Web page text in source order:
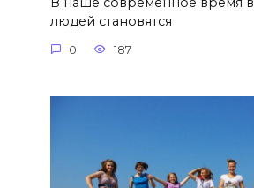
людей становятся
0 187